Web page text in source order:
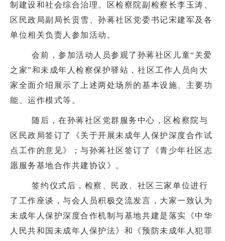
制建设和社会综合治理。区检察院副检察长李玉涛、
区民政局副局长贡雪、孙蒋社区党委书记宋建军及各
单位相关负责人参加活动。
会前，参加活动人员参观了孙蒋社区儿童“关爱
之家”和未成年人检察保护驿站，社区工作人员向大
家全面介绍展示了上述两处场所的基本设施、主要功
能、运作模式等。
随后，在孙蒋社区党群服务中心，区检察院与
区民政局签订了《关于开展未成年人保护深度合作试
点工作的意见》；与孙蒋社区签订了《青少年社区志
愿服务基地合作共建协议》。
签约仪式后，检察、民政、社区三家单位进行
了工作座谈，与会人员积极交流发言，大家一致认为
未成年人保护深度合作机制与基地共建是落实《中华
人民共和国未成年人保护法》和《预防未成年人犯罪